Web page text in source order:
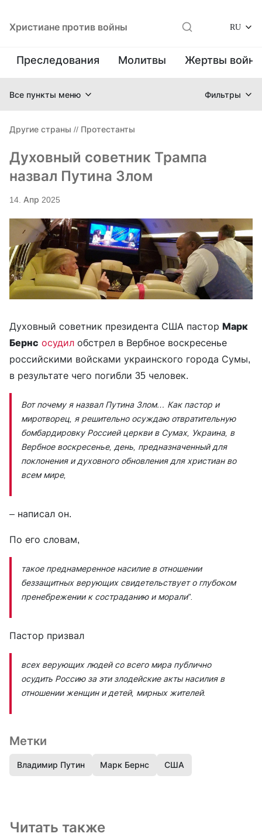
Христиане против войны RU
Преследования Молитвы Жертвы
Все пункты меню Фильтры
Другие страны // Протестанты
Духовный советник Трампа
назвал Путина Злом
14. Апр 2025
Духовный советник президента США пастор Марк
Бернс осудил обстрел в Вербное воскресенье
российскими войсками украинского города Сумы,
в результате чего погибли 35 человек.
Вот почему я назвал Путина Злом… Как пастор и
миротворец, я решительно осуждаю отвратительную
бомбардировку Россией церкви в Сумах, Украина, в
Вербное воскресенье, день, предназначенный для
поклонения и духовного обновления для христиан во
всем мире,
– написал он.
По его словам,
такое преднамеренное насилие в отношении
беззащитных верующих свидетельствует о глубоком
пренебрежении к состраданию и морали”.
Пастор призвал
всех верующих людей со всего мира публично
осудить Россию за эти злодейские акты насилия в
отношении женщин и детей, мирных жителей.
Метки
Владимир Путин Марк Бернс США
Читать также